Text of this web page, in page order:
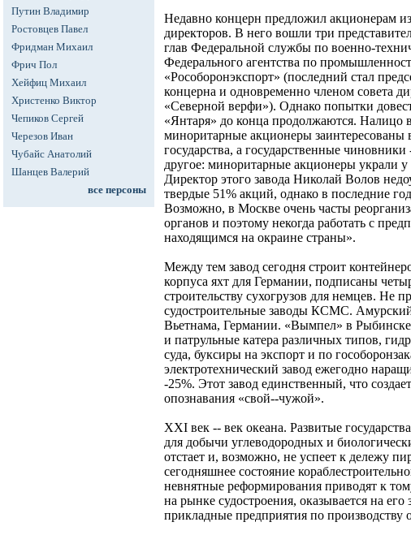
Путин Владимир
Ростовцев Павел
Фридман Михаил
Фрич Пол
Хейфиц Михаил
Христенко Виктор
Чепиков Сергей
Черезов Иван
Чубайс Анатолий
Шанцев Валерий
все персоны
Недавно концерн предложил акционерам
директоров. В него вошли три
глав Федеральной службы по военно-
Федерального агентства по
«Рособоронэкспорт» (последний стал
концерна и одновременно членом совета
«Северной верфи»). Однако попытки
«Янтаря» до конца продолжаются. Налицо
миноритарные акционеры заинтересованы
государства, а государственные
другое: миноритарные акционеры украли у
Директор этого завода Николай Волов
твердые 51% акций, однако в последние
Возможно, в Москве очень часты
органов и поэтому некогда работать с
находящимся на окраине страны».
Между тем завод сегодня строит
корпуса яхт для Германии, подписаны
строительству сухогрузов для немцев. Не
судостроительные заводы КСМС.
Вьетнама, Германии. «Вымпел» в Рыбинске
и патрульные катера различных типов,
суда, буксиры на экспорт и по
электротехнический завод ежегодно
-25%. Этот завод единственный, что
опознавания «свой--чужой».
ХХI век -- век океана. Развитые
для добычи углеводородных и
отстает и, возможно, не успеет к дележу
сегодняшнее состояние
невнятные реформирования приводят к
на рынке судостроения, оказывается на его
прикладные предприятия по производству